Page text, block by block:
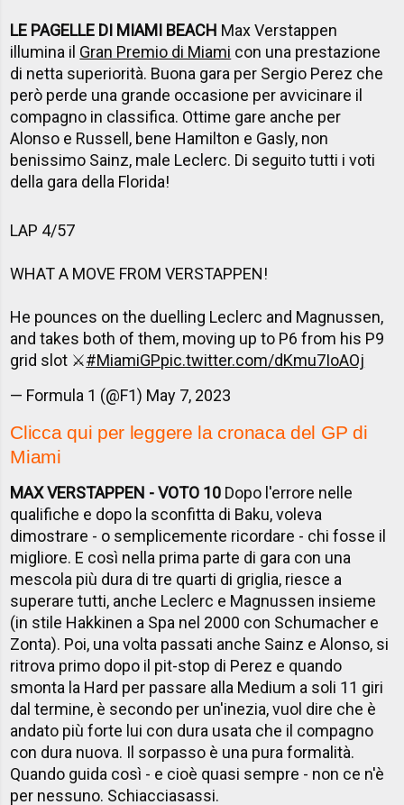
LE PAGELLE DI MIAMI BEACH Max Verstappen
illumina il Gran Premio di Miami con una prestazione
di netta superiorità. Buona gara per Sergio Perez che
però perde una grande occasione per avvicinare il
compagno in classifica. Ottime gare anche per
Alonso e Russell, bene Hamilton e Gasly, non
benissimo Sainz, male Leclerc. Di seguito tutti i voti
della gara della Florida!
LAP 4/57
WHAT A MOVE FROM VERSTAPPEN!
He pounces on the duelling Leclerc and Magnussen,
and takes both of them, moving up to P6 from his P9
grid slot ⚔️#MiamiGPpic.twitter.com/dKmu7IoAOj
— Formula 1 (@F1) May 7, 2023
Clicca qui per leggere la cronaca del GP di
Miami
MAX VERSTAPPEN - VOTO 10 Dopo l'errore nelle
qualifiche e dopo la sconfitta di Baku, voleva
dimostrare - o semplicemente ricordare - chi fosse il
migliore. E così nella prima parte di gara con una
mescola più dura di tre quarti di griglia, riesce a
superare tutti, anche Leclerc e Magnussen insieme
(in stile Hakkinen a Spa nel 2000 con Schumacher e
Zonta). Poi, una volta passati anche Sainz e Alonso, si
ritrova primo dopo il pit-stop di Perez e quando
smonta la Hard per passare alla Medium a soli 11 giri
dal termine, è secondo per un'inezia, vuol dire che è
andato più forte lui con dura usata che il compagno
con dura nuova. Il sorpasso è una pura formalità.
Quando guida così - e cioè quasi sempre - non ce n'è
per nessuno. Schiacciasassi.